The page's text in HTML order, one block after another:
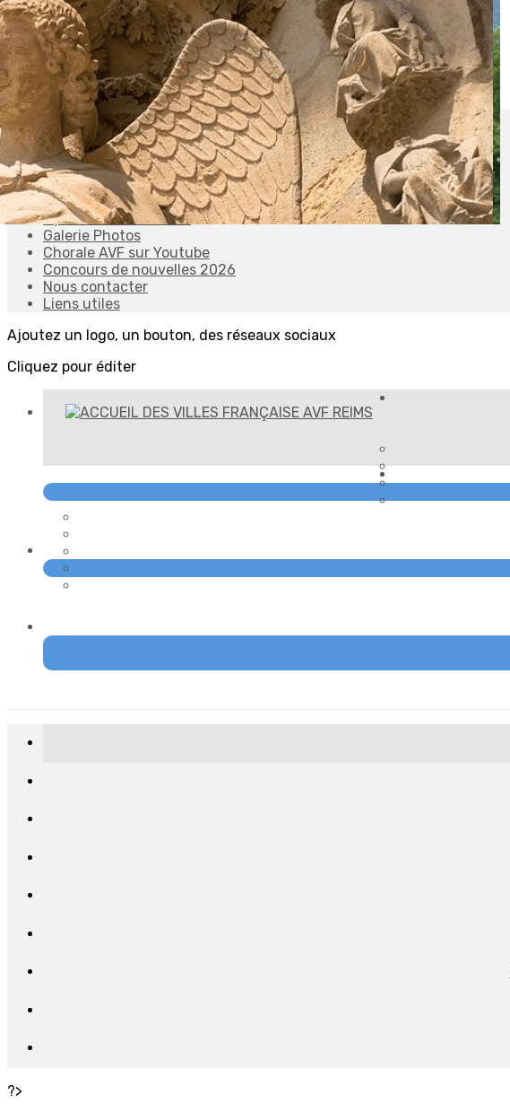
Exporter les lignes sélectionnées
Exporter toutes les colonnes
Exporter uniquement les colonnes affichées
Menu
<
>
L'association
Notre équipe
Agenda AVF REIMS
Cycle de conférences
Galerie Photos
Chorale AVF sur Youtube
Concours de nouvelles 2026
Nous contacter
Liens utiles
Ajoutez un logo, un bouton, des réseaux sociaux
Cliquez pour éditer
?>